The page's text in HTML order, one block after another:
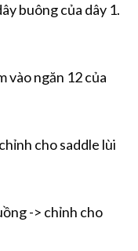
buông của dây 1.
vào ngăn 12 của
cho saddle lùi
-> chỉnh cho